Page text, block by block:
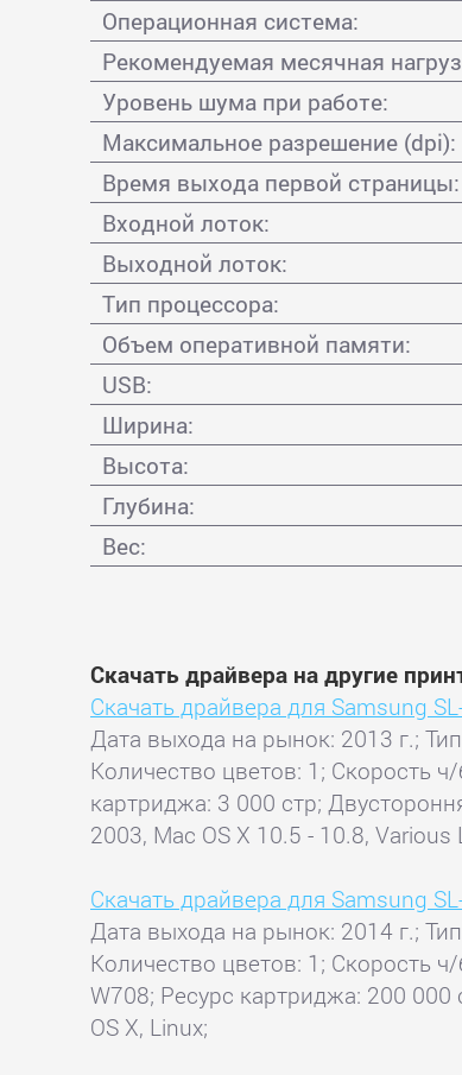
Операционная система:
Рекомендуемая месячная
Уровень шума при работе:
Максимальное разрешение (dpi):
Время выхода первой страницы:
Входной лоток:
Выходной лоток:
Тип процессора:
Объем оперативной памяти:
USB:
Ширина:
Высота:
Глубина:
Вес:
Скачать драйвера на другие
Скачать драйвера для Samsung
Дата выхода на рынок: 2013 г.;
Количество цветов: 1; Скорость
картриджа: 3 000 стр;
2003, Mac OS X 10.5 - 10.8,
Скачать драйвера для Samsung
Дата выхода на рынок: 2014 г.;
Количество цветов: 1; Скорость
W708; Ресурс картриджа: 200 000
OS X, Linux;